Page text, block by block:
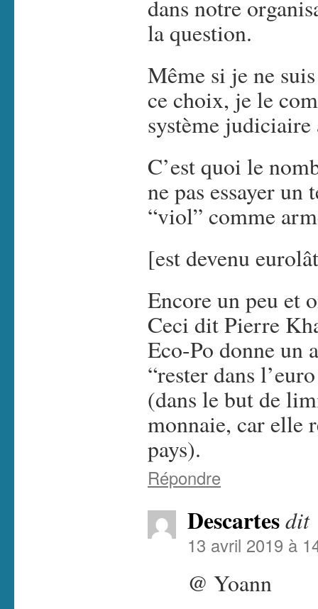
dans notre
la question.
Même si je ne
ce choix, je le
système judiciaire
C’est quoi le
ne pas essayer
“viol” comme
[est devenu
Encore un peu et
Ceci dit Pierre
Eco-Po donne un
“rester dans
(dans le but de
monnaie, car elle
pays).
Répondre
Descartesdit
13 avril 2019 à
@ Yoann